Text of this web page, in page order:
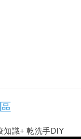
知識+ 乾洗手DIY